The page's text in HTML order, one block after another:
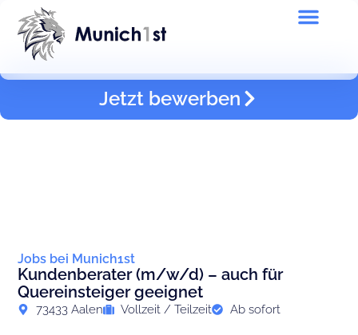
Jetzt bewerben
Jobs bei Munich1st
Kundenberater (m/w/d) – auch für
Quereinsteiger geeignet
73433 Aalen Vollzeit / Teilzeit Ab sofort